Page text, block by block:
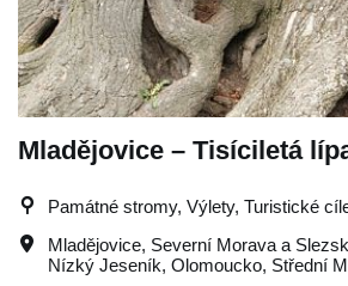
Mladějovice – Tisíciletá
Památné stromy, Výlety, Turistické
Mladějovice, Severní Morava a
Nízký Jeseník, Olomoucko, Střední